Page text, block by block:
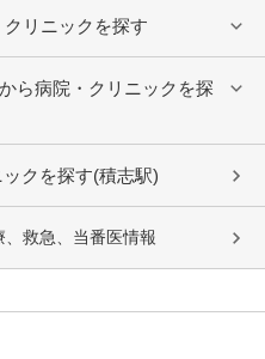
リニックを探す
ら病院・クリニックを探
クを探す(積志駅)
救急、当番医情報